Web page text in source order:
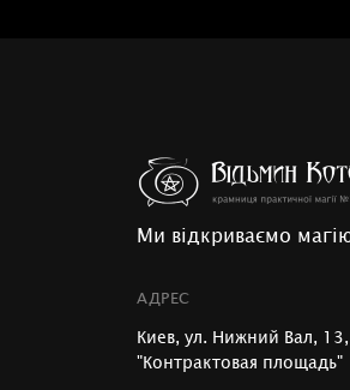
Ми відкриваємо
АДРЕС
Киев, ул. Нижний Вал,
"Контрактовая площадь"